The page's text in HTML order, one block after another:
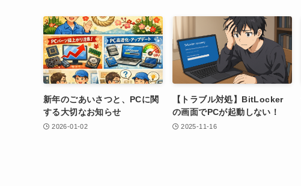
新年のごあいさつと、PCに関
する大切なお知らせ
2026-01-02
【トラブル対処】BitLocker
の画面でPCが起動しない！
2025-11-16